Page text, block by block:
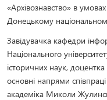
«Архівознавство» в
Донецькому
Завідувачка кафедри
Національного
історичних наук,
основні напрями
академіка Миколи